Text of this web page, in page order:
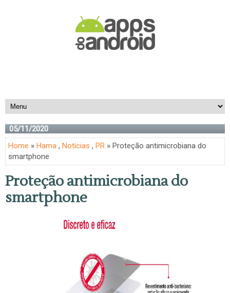
05/11/2020
Home » Hama , Notícias , PR » Proteção antimicrobiana do
smartphone
Proteção antimicrobiana do
smartphone